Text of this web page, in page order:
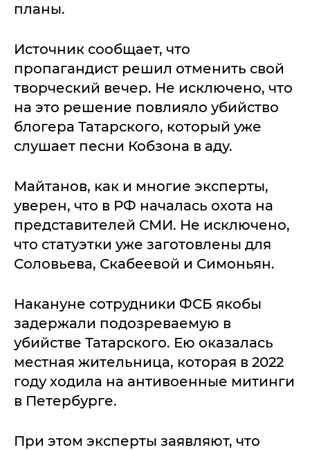
планы.
Источник сообщает, что
пропагандист решил отменить свой
творческий вечер. Не исключено, что
на это решение повлияло убийство
блогера Татарского, который уже
слушает песни Кобзона в аду.
Майтанов, как и многие эксперты,
уверен, что в РФ началась охота на
представителей СМИ. Не исключено,
что статуэтки уже заготовлены для
Соловьева, Скабеевой и Симоньян.
Накануне сотрудники ФСБ якобы
задержали подозреваемую в
убийстве Татарского. Ею оказалась
местная жительница, которая в 2022
году ходила на антивоенные митинги
в Петербурге.
При этом эксперты заявляют, что